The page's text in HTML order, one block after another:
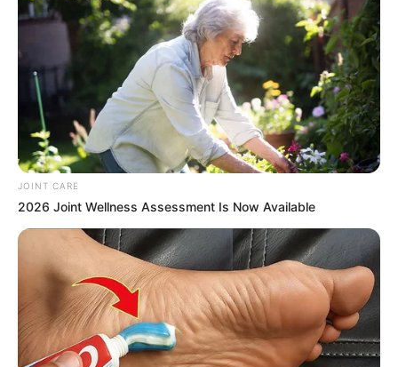
JOINT CARE
2026 Joint Wellness Assessment Is Now Available